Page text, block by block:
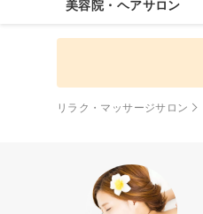
美容院・ヘアサロン
リラク・マッサージサロン